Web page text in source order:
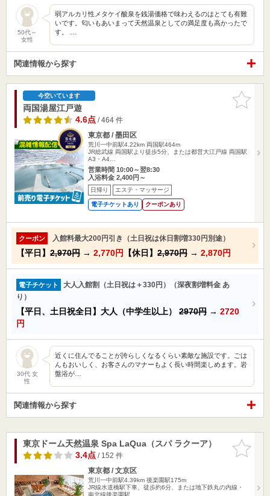
50代～
女性
弱アルカリ性メタケイ酸泉を銭湯価格で味わえるのはとても有難
いです。匂いもあいまって天然温泉としての満足度も高かったで
す。 …
関連情報から探す
お気に入
りに追加
今空いています
両国湯屋江戸遊
4.6点/ 464 件
東京都 / 墨田区
荒川一中前駅4.22km 両国駅464m
JR総武線 両国駅より徒歩5分、または都営大江戸線 両国駅
A3・A4…
営業時間 10:00～翌8:30
入浴料金 2,400円～
日帰り エステ・マッサージ
電子チケットあり クーポンあり
クーポン 入館料最大200円引き（土日祝は休日割増330円別途）
【平日】 2,970円 → 2,770円 【休日】 2,970円 → 2,870円
電子チケット
大人入館割（土日祝は＋330円）（深夜割増料金 あ
り）
【平日、土日祝全日】大人（中学生以上） 2970円 → 2720
円
30代 女
性
近くに住んでることが誇らしくなるくらい素敵な施設です。ごは
んもおいしく、お客さんのマナーもよく長い時間楽しめます。岩
盤浴が…
関連情報から探す
お気に入
りに追加
東京ドーム天然温泉 Spa LaQua（スパ ラクーア）
3.4点/ 152 件
東京都 / 文京区
荒川一中前駅4.39km 後楽園駅175m
JR線水道橋駅下車、徒歩約6分、または地下鉄丸の内線・
南北線後楽園駅…